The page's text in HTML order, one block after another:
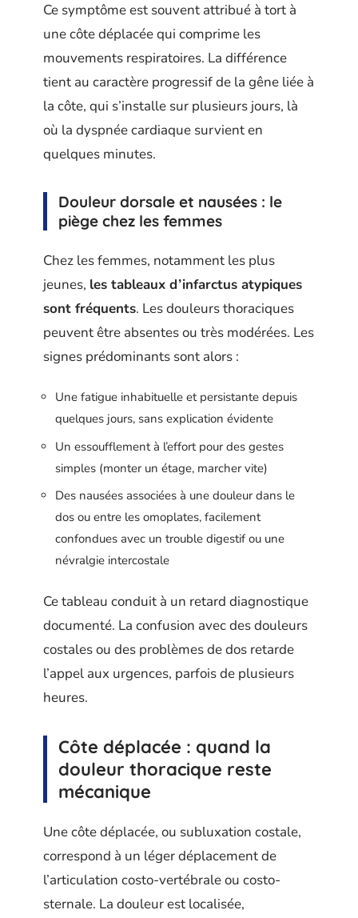
Ce symptôme est souvent attribué à tort à
une côte déplacée qui comprime les
mouvements respiratoires. La différence
tient au caractère progressif de la gêne liée à
la côte, qui s’installe sur plusieurs jours, là
où la dyspnée cardiaque survient en
quelques minutes.
Douleur dorsale et nausées : le
piège chez les femmes
Chez les femmes, notamment les plus
jeunes, les tableaux d’infarctus atypiques
sont fréquents. Les douleurs thoraciques
peuvent être absentes ou très modérées. Les
signes prédominants sont alors :
Une fatigue inhabituelle et persistante depuis
quelques jours, sans explication évidente
Un essoufflement à l’effort pour des gestes
simples (monter un étage, marcher vite)
Des nausées associées à une douleur dans le
dos ou entre les omoplates, facilement
confondues avec un trouble digestif ou une
névralgie intercostale
Ce tableau conduit à un retard diagnostique
documenté. La confusion avec des douleurs
costales ou des problèmes de dos retarde
l’appel aux urgences, parfois de plusieurs
heures.
Côte déplacée : quand la
douleur thoracique reste
mécanique
Une côte déplacée, ou subluxation costale,
correspond à un léger déplacement de
l’articulation costo-vertébrale ou costo-
sternale. La douleur est localisée,